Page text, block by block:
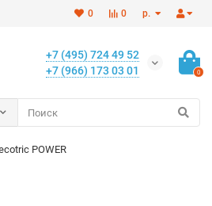
р.
0
0
+7 (495) 724 49 52
+7 (966) 173 03 01
0
POWER